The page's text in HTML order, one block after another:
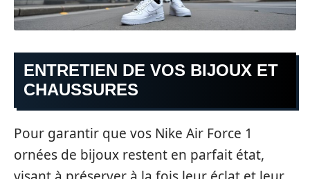
ENTRETIEN DE VOS BIJOUX ET
CHAUSSURES
Pour garantir que vos Nike Air Force 1
ornées de bijoux restent en parfait état,